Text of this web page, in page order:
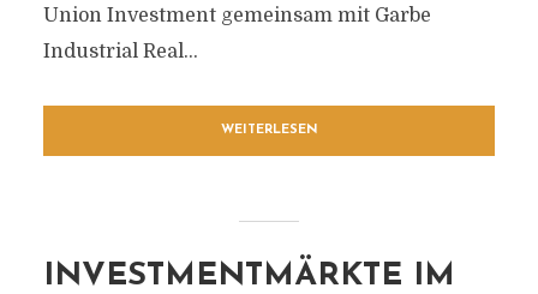
Union Investment gemeinsam mit Garbe
Industrial Real...
WEITERLESEN
INVESTMENTMÄRKTE IM